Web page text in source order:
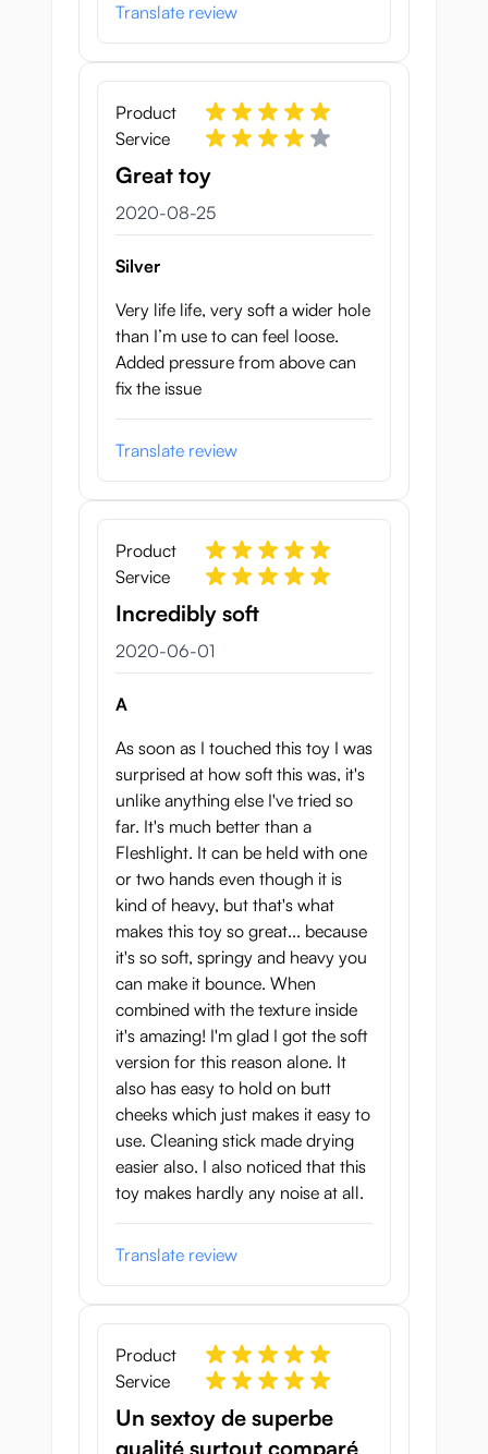
Translate review
Product
Service
Great toy
25 augusti 2020
2020-08-25
Silver
Very life life, very soft a wider hole
than I’m use to can feel loose.
Added pressure from above can
fix the issue
Translate review
Product
Service
Incredibly soft
1 juni 2020
2020-06-01
A
As soon as I touched this toy I was
surprised at how soft this was, it's
unlike anything else I've tried so
far. It's much better than a
Fleshlight. It can be held with one
or two hands even though it is
kind of heavy, but that's what
makes this toy so great... because
it's so soft, springy and heavy you
can make it bounce. When
combined with the texture inside
it's amazing! I'm glad I got the soft
version for this reason alone. It
also has easy to hold on butt
cheeks which just makes it easy to
use. Cleaning stick made drying
easier also. I also noticed that this
toy makes hardly any noise at all.
Translate review
Product
Service
Un sextoy de superbe
qualité surtout comparé